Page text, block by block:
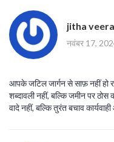
jitha veera
नवंबर 17,
आपके जटिल जार्गन से साफ़ नहीं हो
शब्दावली नहीं, बल्कि जमीन पर ठोस
वादे नहीं, बल्कि तुरंत बचाव